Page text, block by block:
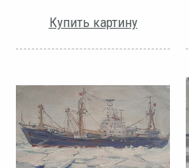
Купить картину